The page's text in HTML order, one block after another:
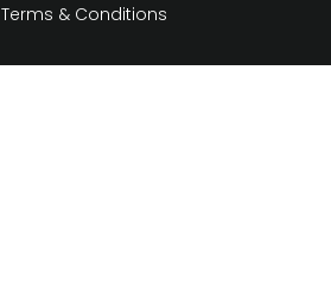
Terms & Conditions